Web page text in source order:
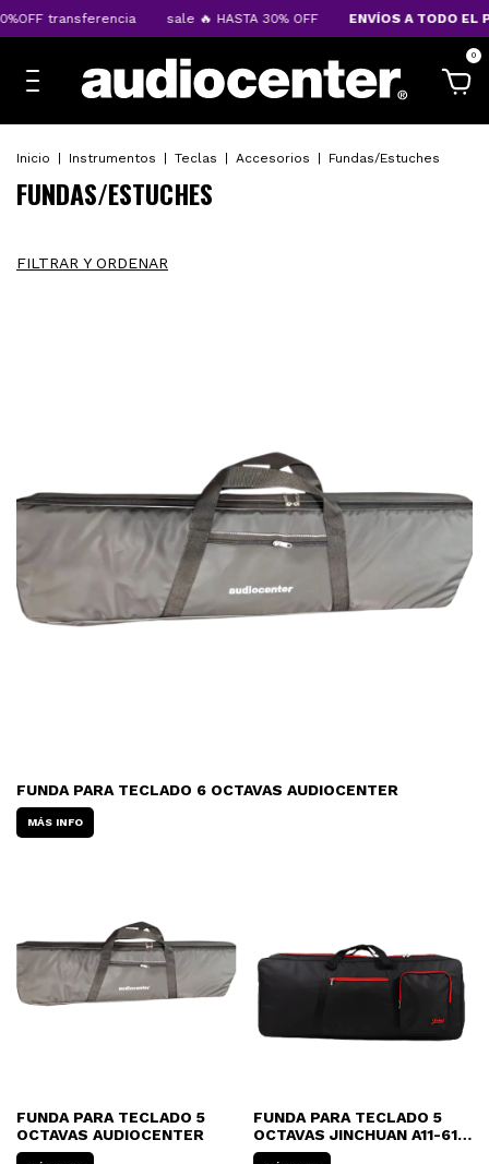
transferencia sale 🔥 HASTA 30% OFF ENVÍOS A TODO EL
0
Inicio Instrumentos Teclas Accesorios Fundas/Estuches
FUNDAS/ESTUCHES
FILTRAR Y ORDENAR
FUNDA PARA TECLADO 6 OCTAVAS AUDIOCENTER
MÁS INFO
FUNDA PARA TECLADO 5
OCTAVAS AUDIOCENTER
FUNDA PARA TECLADO 5
OCTAVAS JINCHUAN A11-61
POLYESTER